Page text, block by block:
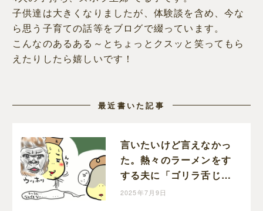
子供達は大きくなりましたが、体験談を含め、今な
ら思う子育ての話等をブログで綴っています。
こんなのあるある～とちょっとクスッと笑ってもら
えたりしたら嬉しいです！
最近書いた記事
言いたいけど言えなかっ
た。熱々のラーメンをす
する夫に「ゴリラ舌じゃ
ん」って。｜てる子の育
2025年7月9日